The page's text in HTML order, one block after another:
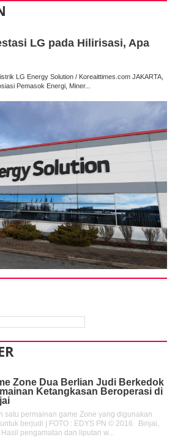
LG pada Hilirisasi, Apa
LG Energy Solution / Koreaittimes.com JAKARTA,
Pemasok Energi, Miner...
Zone Dua Berlian Judi Berkedok
Ketangkasan Beroperasi di
satu permainan game Zone yang digunakan
berjudi | FOTO : EDYS PN © 2016 Binjai,
Hasil pengamatan dan liputan w...